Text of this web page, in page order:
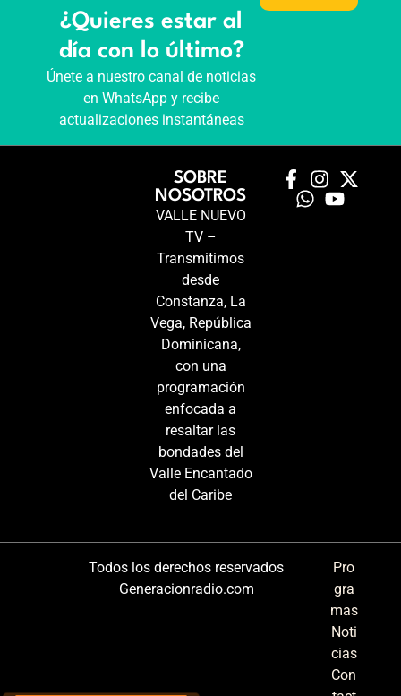
¿Quieres estar al
día con lo último?
Únete a nuestro canal de noticias
en WhatsApp y recibe
actualizaciones instantáneas
SOBRE
NOSOTROS
VALLE NUEVO
TV –
Transmitimos
desde
Constanza, La
Vega, República
Dominicana,
con una
programación
enfocada a
resaltar las
bondades del
Valle Encantado
del Caribe
Todos los derechos reservados
Generacionradio.com
Pro
gra
mas
Noti
cias
Con